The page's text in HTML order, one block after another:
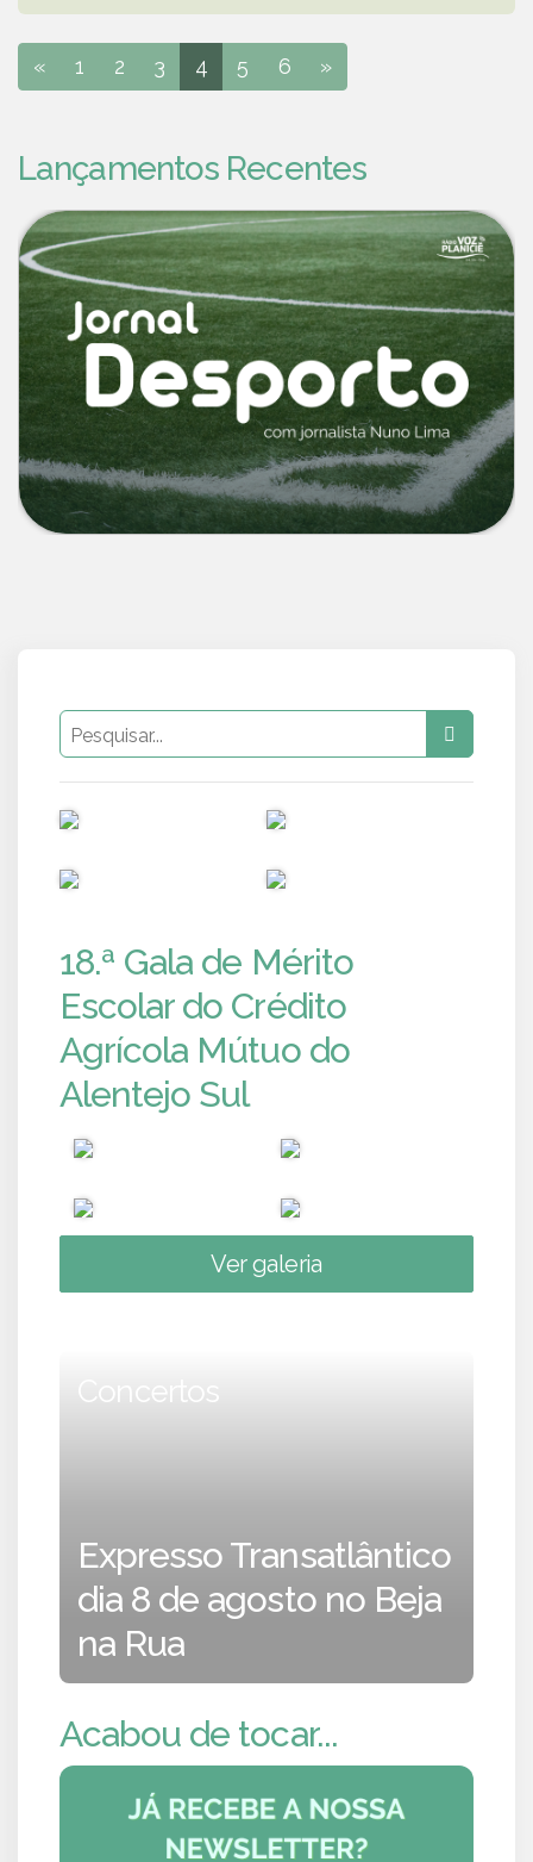
« 1 2 3 4 5 6 »
Lançamentos Recentes
18.ª Gala de Mérito
Escolar do Crédito
Agrícola Mútuo do
Alentejo Sul
Ver galeria
Concertos
Expresso Transatlântico
dia 8 de agosto no Beja
na Rua
Acabou de tocar...